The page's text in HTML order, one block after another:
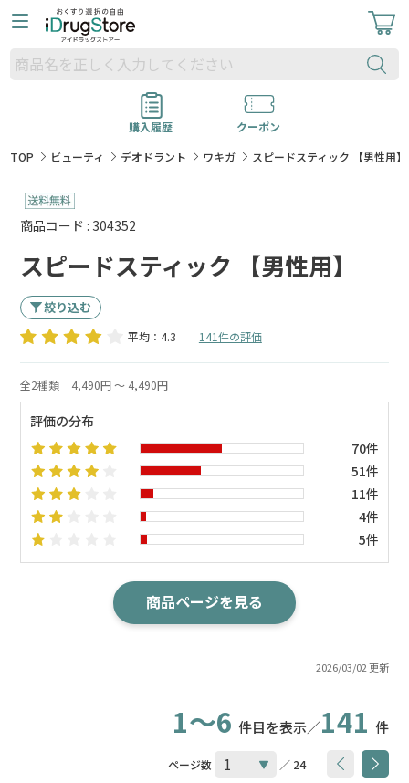
購入履歴
クーポン
TOP
ビューティ デオドラント ワキガ スピードスティック 【男性用】
商品コード : 304352
スピードスティック 【男性用】
絞り込む
平均：4.3 141件の評価
2026/03/02 更新
全2種類 4,490円 ～ 4,490円
評価の分布
70件
51件
11件
4件
5件
商品ページを見る
1～6 件目を表示／141 件
ページ数 ／ 24